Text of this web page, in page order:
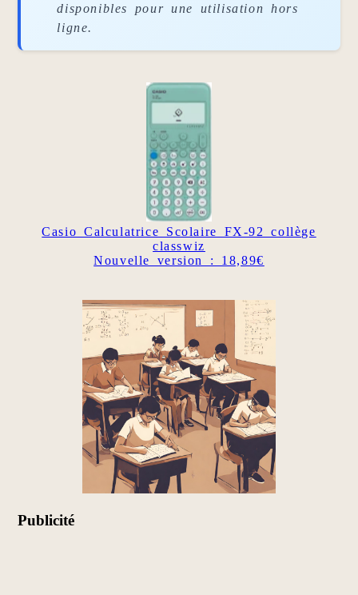
disponibles pour une utilisation hors
ligne.
Casio Calculatrice Scolaire FX-92 collège
classwiz
Nouvelle version : 18,89€
Publicité